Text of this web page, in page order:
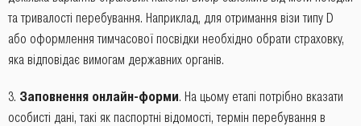
та тривалості перебування. Наприклад, для отримання візи типу D
або оформлення тимчасової посвідки необхідно обрати страховку,
яка відповідає вимогам державних органів.
Заповнення онлайн-форми. На цьому етапі потрібно вказати
особисті дані, такі як паспортні відомості, термін перебування в